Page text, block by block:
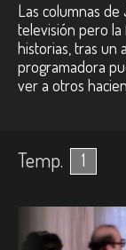
Las columnas
televisión pero la
historias, tras un
programadora
ver a otros
Temp. 1